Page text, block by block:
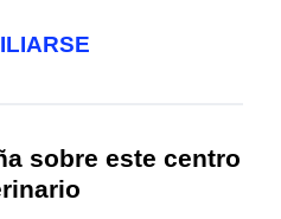
sobre este centro